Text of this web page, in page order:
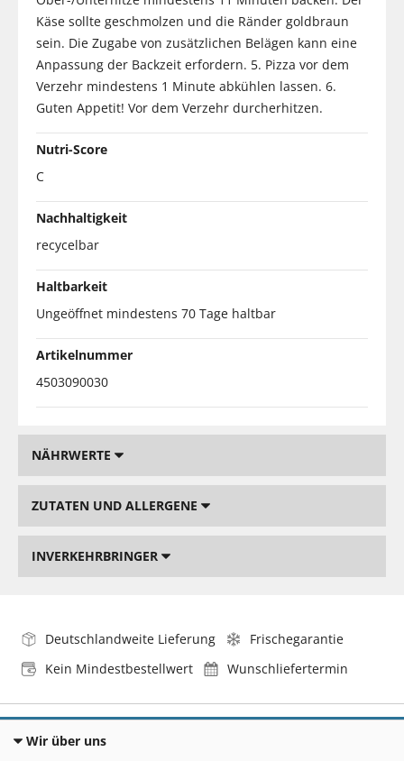
Käse sollte geschmolzen und die Ränder goldbraun
sein. Die Zugabe von zusätzlichen Belägen kann eine
Anpassung der Backzeit erfordern. 5. Pizza vor dem
Verzehr mindestens 1 Minute abkühlen lassen. 6.
Guten Appetit! Vor dem Verzehr durcherhitzen.
Nutri-Score
C
Nachhaltigkeit
recycelbar
Haltbarkeit
Ungeöffnet mindestens 70 Tage haltbar
Artikelnummer
4503090030
NÄHRWERTE
ZUTATEN UND ALLERGENE
INVERKEHRBRINGER
Deutschlandweite Lieferung
Frischegarantie
Kein Mindestbestellwert
Wunschliefertermin
Wir über uns